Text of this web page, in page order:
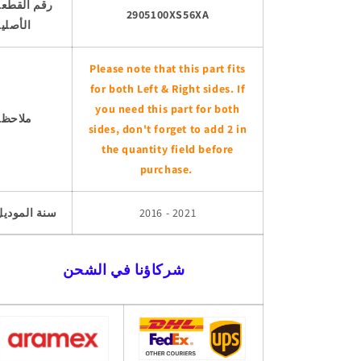
رقم
2905100XS56XA
Please note that this part fits
for both Left & Right sides. If
you need this part for both
sides, don't forget to add 2 in
the quantity field before
purchase.
سنة 2016 - 2021
شركاؤنا في الشحن